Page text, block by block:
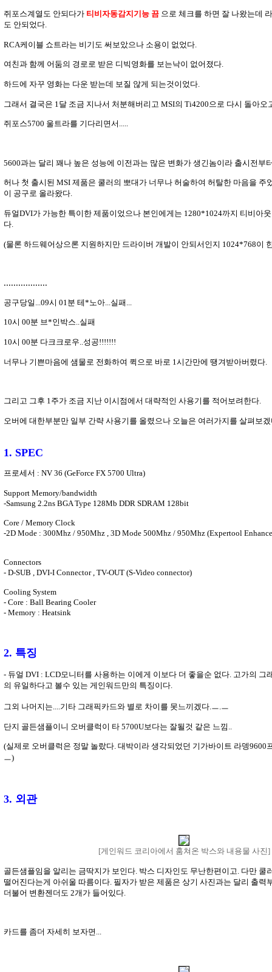
쥐포스계열도 안되다가 티비자동감지기능 끔 으로 체크를 하면 잘 나왔는데
도 안되었다.
RCA케이블 쇼트라는 비기도 써보았으나 소용이 없었다.
여친과 함께 어둠의 경로로 받은 디빅영화를 보는낙이 없어졌다.
하드에 자꾸 영화는 다운 받는데 보질 않게 되는것이었다.
그래서 결국은 1달 조금 지나서 처분해버리고 MSI의 Ti4200으로 다시 돌아오
쥐포스5700 울트라를 기다리면서.....
5600과는 달리 꽤나 높은 성능에 이전과는 많은 변화가 생긴놈이라 출시전부
허나 첫 출시된 MSI 제품은 쿨러의 뽀대가 너무나 허술하여 허탈한 마음을 주
이 공구로 올라왔다.
듀얼DVI가 가능한 특이한 제품이었으나 본인에게는 1280*1024까지 티비아
다.
(물론 하드웨어상으론 지원하지만 드라이버 개발이 안되서인지 1024*768이
..................
공구당일...09시 01분 테*노아...실패...
10시 00분 브*인박스..실패
10시 00분 다크크로우..성공!!!!!!!
너무나 기쁜마음에 샘물로 전화하여 퀵으로 바로 1시간만에 땡겨받아버렸다.
그리고 그후 1주가 조금 지난 이시점에서 대략적인 사용기를 적어보려한다.
오버에 대한부분만 일부 간략 사용기를 올렸으나 오늘은 여러가지를 살펴보
1. SPEC
프로세서 : NV 36 (GeForce FX 5700 Ultra)
Support Memory/bandwidth
-Samsung 2.2ns BGA Type 128Mb DDR SDRAM 128bit
Core / Memory Clock
-2D Mode : 300Mhz / 950Mhz , 3D Mode 500Mhz / 950Mhz (Expertool
Connectors
- D-SUB , DVI-I Connector , TV-OUT (S-Video connector)
Cooling System
- Core : Ball Bearing Cooler
- Memory : Heatsink
2. 특징
- 듀얼 DVI : LCD모니터를 사용하는 이에게 이보다 더 좋을순 없다. 고가의 그
의 유일하다고 볼수 있는 게인워드만의 특징이다.
그외 나머지는....기타 그래픽카드와 별로 차이를 못느끼겠다.ㅡ.ㅡ
단지 골든샘플이니 오버클럭이 타 5700U보다는 잘될것 같은 느낌..
(실제로 오버클럭은 정말 놀랐다. 대박이라 생각되었던 기가바이트 라뎅9600
ㅡ)
3. 외관
[게인워드 코리아에서 훔쳐온 박스와 내용물 사진]
골든샘플임을 알리는 금딱지가 보인다. 박스 디자인도 무난한편이고. 다만 쿨
떨어진다는게 아쉬울 따름이다. 필자가 받은 제품은 상기 사진과는 달리 출력
더불어 변환젠더도 2개가 들어있다.
카드를 좀더 자세히 보자면...